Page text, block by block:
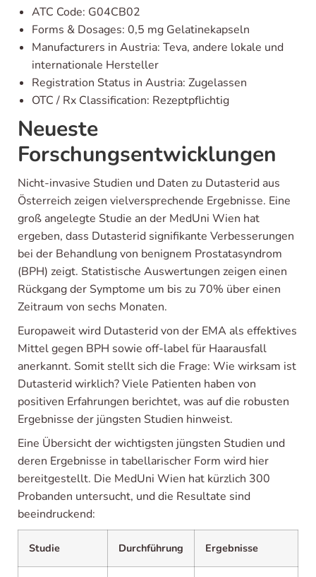
ATC Code: G04CB02
Forms & Dosages: 0,5 mg Gelatinekapseln
Manufacturers in Austria: Teva, andere lokale und
internationale Hersteller
Registration Status in Austria: Zugelassen
OTC / Rx Classification: Rezeptpflichtig
Neueste
Forschungsentwicklungen
Nicht-invasive Studien und Daten zu Dutasterid aus
Österreich zeigen vielversprechende Ergebnisse. Eine
groß angelegte Studie an der MedUni Wien hat
ergeben, dass Dutasterid signifikante Verbesserungen
bei der Behandlung von benignem Prostatasyndrom
(BPH) zeigt. Statistische Auswertungen zeigen einen
Rückgang der Symptome um bis zu 70% über einen
Zeitraum von sechs Monaten.
Europaweit wird Dutasterid von der EMA als effektives
Mittel gegen BPH sowie off-label für Haarausfall
anerkannt. Somit stellt sich die Frage: Wie wirksam ist
Dutasterid wirklich? Viele Patienten haben von
positiven Erfahrungen berichtet, was auf die robusten
Ergebnisse der jüngsten Studien hinweist.
Eine Übersicht der wichtigsten jüngsten Studien und
deren Ergebnisse in tabellarischer Form wird hier
bereitgestellt. Die MedUni Wien hat kürzlich 300
Probanden untersucht, und die Resultate sind
beeindruckend:
Studie Durchführung Ergebnisse